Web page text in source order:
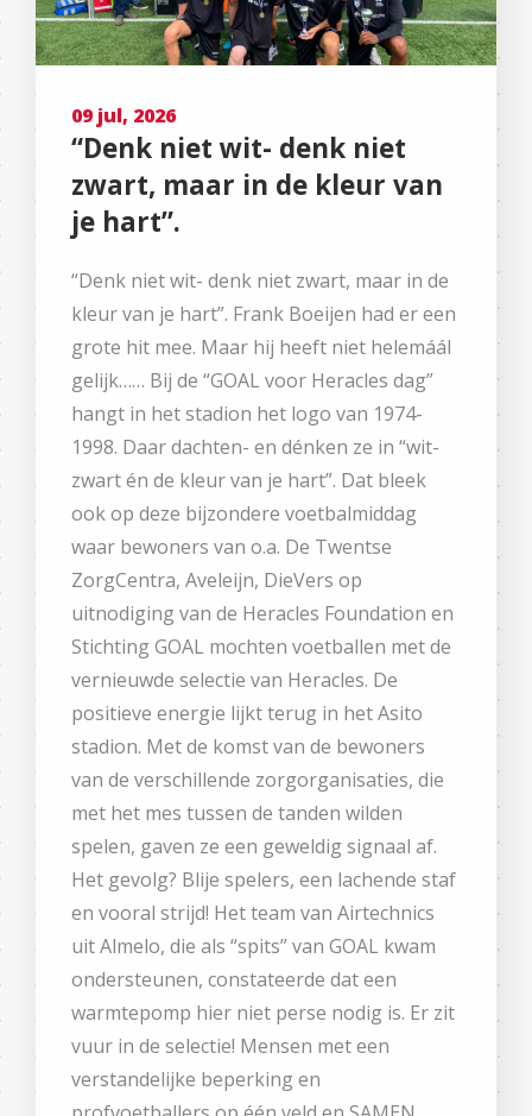
09 jul, 2026
“Denk niet wit- denk niet
zwart, maar in de kleur van
je hart”.
“Denk niet wit- denk niet zwart, maar in de
kleur van je hart”. Frank Boeijen had er een
grote hit mee. Maar hij heeft niet helemáál
gelijk…… Bij de “GOAL voor Heracles dag”
hangt in het stadion het logo van 1974-
1998. Daar dachten- en dénken ze in “wit-
zwart én de kleur van je hart”. Dat bleek
ook op deze bijzondere voetbalmiddag
waar bewoners van o.a. De Twentse
ZorgCentra, Aveleijn, DieVers op
uitnodiging van de Heracles Foundation en
Stichting GOAL mochten voetballen met de
vernieuwde selectie van Heracles. De
positieve energie lijkt terug in het Asito
stadion. Met de komst van de bewoners
van de verschillende zorgorganisaties, die
met het mes tussen de tanden wilden
spelen, gaven ze een geweldig signaal af.
Het gevolg? Blije spelers, een lachende staf
en vooral strijd! Het team van Airtechnics
uit Almelo, die als “spits” van GOAL kwam
ondersteunen, constateerde dat een
warmtepomp hier niet perse nodig is. Er zit
vuur in de selectie! Mensen met een
verstandelijke beperking en